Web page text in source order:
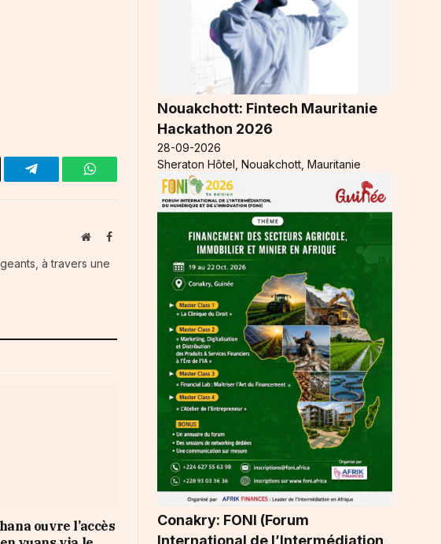
Telegram WhatsApp
WebsiteFacebook
à travers une
ouvre l’accès
Nouakchott: Fintech Mauritanie
Hackathon 2026
28-09-2026
Sheraton Hôtel, Nouakchott, Mauritanie
Conakry: FONI (Forum
International de l’Intermédiation,